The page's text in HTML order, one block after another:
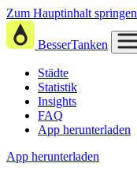
Zum Hauptinhalt springen
BesserTanken
Städte
Statistik
Insights
FAQ
App herunterladen
App herunterladen